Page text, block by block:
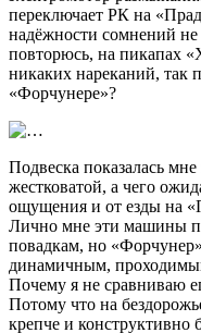
переключает РК на
надёжности сомнений
повторюсь, на пикапах
никаких нареканий, так
«Форчунере»?
Подвеска показалась
жестковатой, а чего
ощущения и от езды на
Лично мне эти машины
повадкам, но
динамичным,
Почему я не сравниваю
Потому что на
крепче и